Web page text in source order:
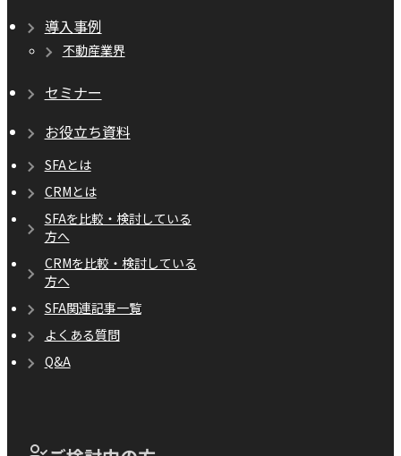
導入事例
不動産業界
セミナー
お役立ち資料
SFAとは
CRMとは
SFAを比較・検討している
方へ
CRMを比較・検討している
方へ
SFA関連記事一覧
よくある質問
Q&A